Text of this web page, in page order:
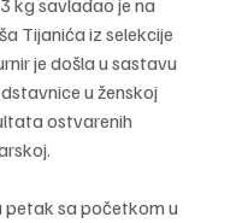
kg savladao je na
Tijanića iz selekcije
je došla u sastavu
u ženskoj
ostvarenih
petak sa početkom u